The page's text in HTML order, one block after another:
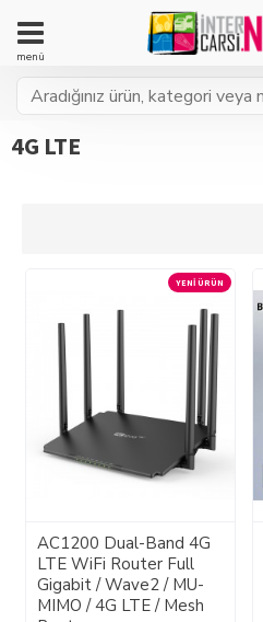
4G LTE
YENI ÜRÜN
AC1200 Dual-Band 4G
LTE WiFi Router Full
Gigabit / Wave2 / MU-
MIMO / 4G LTE / Mesh